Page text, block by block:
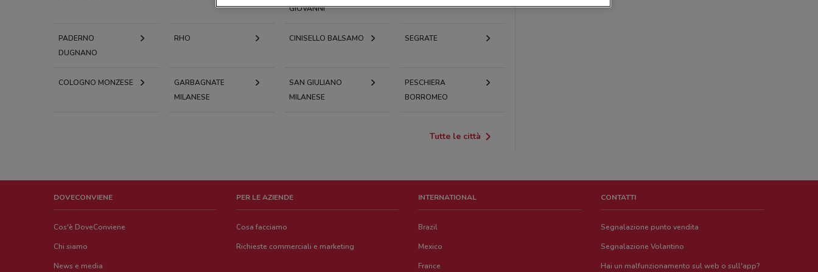
GIOVANNI
PADERNO
DUGNANO
RHO CINISELLO BALSAMO SEGRATE
COLOGNO MONZESE
GARBAGNATE
MILANESE
SAN GIULIANO
MILANESE
PESCHIERA
BORROMEO
Tutte le città
DOVECONVIENE
Cos'è DoveConviene
Chi siamo
News e media
PER LE AZIENDE
Cosa facciamo
Richieste commerciali e marketing
INTERNATIONAL
Brazil
Mexico
France
CONTATTI
Segnalazione punto vendita
Segnalazione Volantino
Hai un malfunzionamento sul web o sull'app?